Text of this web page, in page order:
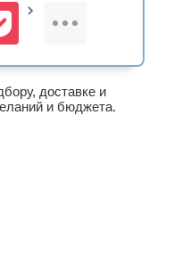
доставке и
и бюджета.